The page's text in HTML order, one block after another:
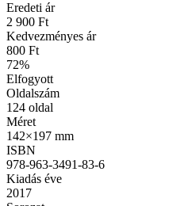
Eredeti ár
2 900 Ft
Kedvezményes ár
800 Ft
72%
Elfogyott
Oldalszám
124 oldal
Méret
142×197 mm
ISBN
978-963-3491-83-6
Kiadás éve
2017